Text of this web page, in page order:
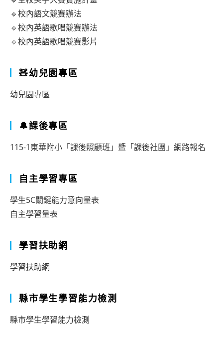
🔹校內語文競賽辦法
🔹校內英語歌唱競賽辦法
🔹校內英語歌唱競賽影片
🧸幼兒園專區
幼兒園專區
🔔課後專區
115-1東華附小「課後照顧班」暨「課後社團」網路報名
自主學習專區
學生5C關鍵能力意向量表
自主學習量表
學習扶助網
學習扶助網
縣市學生學習能力檢測
縣市學生學習能力檢測